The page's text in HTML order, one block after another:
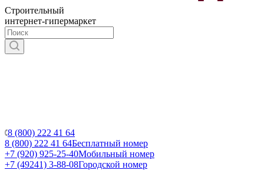
Строительный
интернет-гипермаркет
8 (800) 222 41 64
8 (800) 222 41 64Бесплатный номер
+7 (920) 925-25-40Мобильный номер
+7 (49241) 3-88-08Городской номер